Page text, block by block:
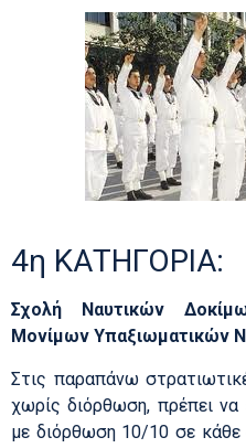
4η ΚΑΤΗΓΟΡΙΑ:
Σχολή Ναυτικών
Μονίμων Υπαξιωματικών
Στις παραπάνω
χωρίς διόρθωση, πρέπει
με διόρθωση 10/10 σε